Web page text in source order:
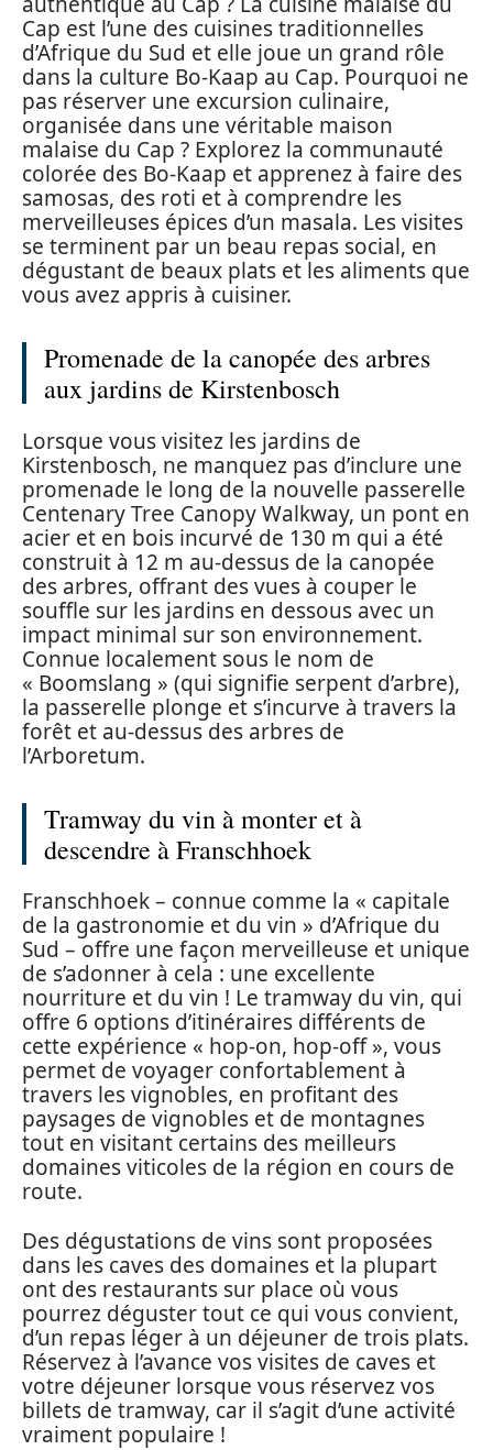
Cap est l’une des cuisines traditionnelles
d’Afrique du Sud et elle joue un grand rôle
dans la culture Bo-Kaap au Cap. Pourquoi ne
pas réserver une excursion culinaire,
organisée dans une véritable maison
malaise du Cap ? Explorez la communauté
colorée des Bo-Kaap et apprenez à faire des
samosas, des roti et à comprendre les
merveilleuses épices d’un masala. Les visites
se terminent par un beau repas social, en
dégustant de beaux plats et les aliments que
vous avez appris à cuisiner.
Promenade de la canopée des arbres
aux jardins de Kirstenbosch
Lorsque vous visitez les jardins de
Kirstenbosch, ne manquez pas d’inclure une
promenade le long de la nouvelle passerelle
Centenary Tree Canopy Walkway, un pont en
acier et en bois incurvé de 130 m qui a été
construit à 12 m au-dessus de la canopée
des arbres, offrant des vues à couper le
souffle sur les jardins en dessous avec un
impact minimal sur son environnement.
Connue localement sous le nom de
« Boomslang » (qui signifie serpent d’arbre),
la passerelle plonge et s’incurve à travers la
forêt et au-dessus des arbres de
l’Arboretum.
Tramway du vin à monter et à
descendre à Franschhoek
Franschhoek – connue comme la « capitale
de la gastronomie et du vin » d’Afrique du
Sud – offre une façon merveilleuse et unique
de s’adonner à cela : une excellente
nourriture et du vin ! Le tramway du vin, qui
offre 6 options d’itinéraires différents de
cette expérience « hop-on, hop-off », vous
permet de voyager confortablement à
travers les vignobles, en profitant des
paysages de vignobles et de montagnes
tout en visitant certains des meilleurs
domaines viticoles de la région en cours de
route.
Des dégustations de vins sont proposées
dans les caves des domaines et la plupart
ont des restaurants sur place où vous
pourrez déguster tout ce qui vous convient,
d’un repas léger à un déjeuner de trois plats.
Réservez à l’avance vos visites de caves et
votre déjeuner lorsque vous réservez vos
billets de tramway, car il s’agit d’une activité
vraiment populaire !